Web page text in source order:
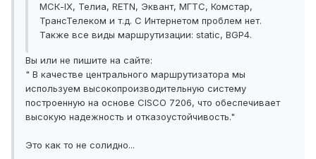
МСК-IX, Телиа, RETN, Эквант, МГТС, Комстар,
ТрансТелеком и т.д. С Интернетом проблем нет.
Также все виды маршрутизации: static, BGP4.
Вы или не пишите на сайте:
" В качестве центрального маршрутизатора мы
используем высокопроизводительную систему
построенную на основе CISCO 7206, что обеспечивает
высокую надежность и отказоустойчивость."
Это как то не солидно...